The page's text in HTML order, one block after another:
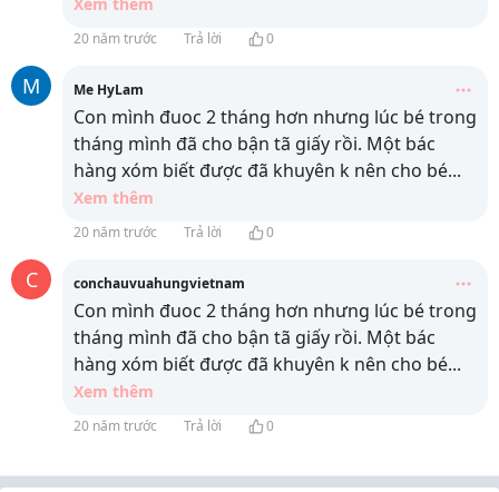
20 năm trước Trả lời 0
M Me HyLam
Con mình đuoc 2 tháng hơn nhưng lúc bé trong
tháng mình đã cho bận tã giấy rồi. Một bác
hàng xóm biết được đã khuyên k nên cho bé...
Xem thêm
20 năm trước Trả lời 0
C conchauvuahungvietnam
Con mình đuoc 2 tháng hơn nhưng lúc bé trong
tháng mình đã cho bận tã giấy rồi. Một bác
hàng xóm biết được đã khuyên k nên cho bé...
Xem thêm
20 năm trước Trả lời 0